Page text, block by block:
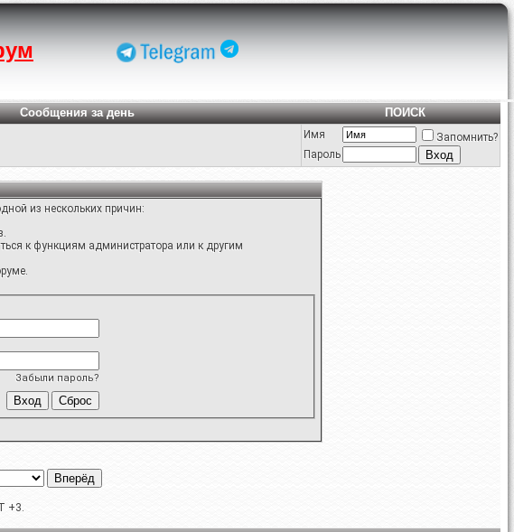
Сообщения за день
ПОИСК
Имя
Запомнить?
Пароль
из нескольких причин:
к функциям администратора или к другим
Забыли пароль?
+3.